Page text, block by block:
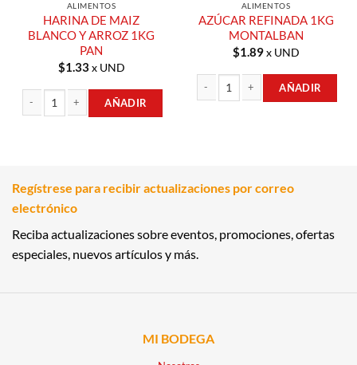
ALIMENTOS
HARINA DE MAIZ
BLANCO Y ARROZ 1KG
PAN
$1.33x UND
AÑADIR
ALIMENTOS
AZÚCAR REFINADA 1KG
MONTALBAN
$1.89x UND
AÑADIR
Regístrese para recibir actualizaciones por correo
electrónico
Reciba actualizaciones sobre eventos, promociones, ofertas
especiales, nuevos artículos y más.
MI BODEGA